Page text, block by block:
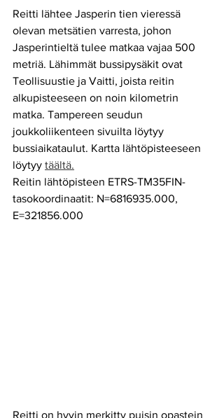
Reitti lähtee Jasperin tien vieressä
olevan metsätien varresta, johon
Jasperintieltä tulee matkaa vajaa 500
metriä. Lähimmät bussipysäkit ovat
Teollisuustie ja Vaitti, joista reitin
alkupisteeseen on noin kilometrin
matka. Tampereen seudun
joukkoliikenteen sivuilta löytyy
bussiaikataulut. Kartta lähtöpisteeseen
löytyy täältä.
Reitin lähtöpisteen ETRS-TM35FIN-
tasokoordinaatit: N=6816935.000,
E=321856.000
Reitti on hyvin merkitty puisin opastein